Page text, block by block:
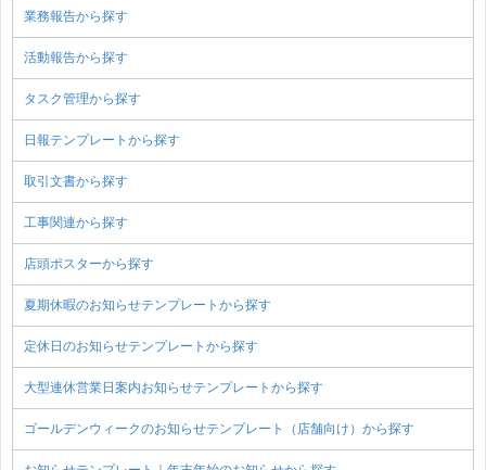
業務報告から探す
活動報告から探す
タスク管理から探す
日報テンプレートから探す
取引文書から探す
工事関連から探す
店頭ポスターから探す
夏期休暇のお知らせテンプレートから探す
定休日のお知らせテンプレートから探す
大型連休営業日案内お知らせテンプレートから探す
ゴールデンウィークのお知らせテンプレート（店舗向け）から探す